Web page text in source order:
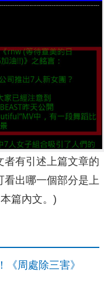
有引述上篇文章的
看出哪一個部分是上
篇內文。)
《周處除三害》